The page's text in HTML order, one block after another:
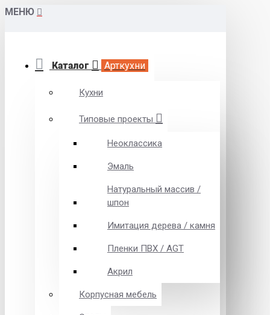
МЕНЮ
Каталог Арткухни
Кухни
Типовые проекты
Неоклассика
Эмаль
Натуральный массив /
шпон
Имитация дерева / камня
Пленки ПВХ / AGT
Акрил
Корпусная мебель